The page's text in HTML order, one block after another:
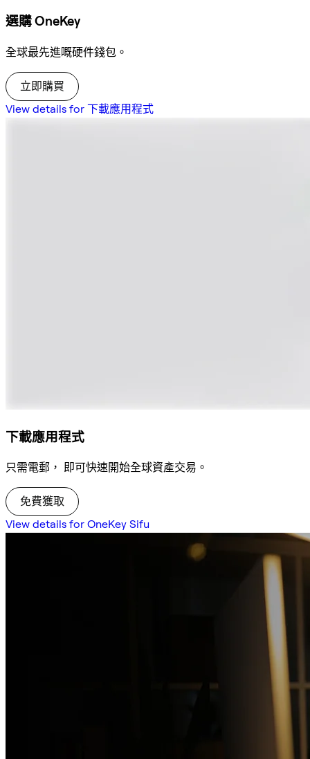
選購 OneKey
全球最先進嘅硬件錢包。
立即購買
View details for 下載應用程式
下載應用程式
只需電郵， 即可快速開始全球資產交易。
免費獲取
View details for OneKey Sifu